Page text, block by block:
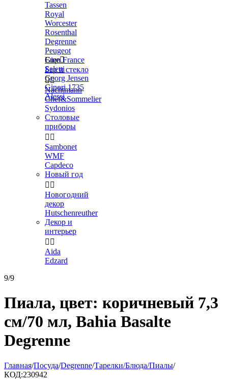
Tassen
Royal
Worcester
Rosenthal
Degrenne
Peugeot
Gien France
Seletti
Georg Jensen
Ginori 1735
Alessi
Еще
Бар и стекло

Nachtmann
Chef&Sommelier
Sydonios
Столовые
приборы
 
Sambonet
WMF
Capdeco
Новый год
 
Новогодний
декор
Hutschenreuther
Декор и
интерьер
 
Aida
Edzard
9/9
Пиала, цвет: коричневый 7,3
см/70 мл, Bahia Basalte
Degrenne
Главная/Посуда/Degrenne/Тарелки/Блюда/Пиалы/
КОД:230942